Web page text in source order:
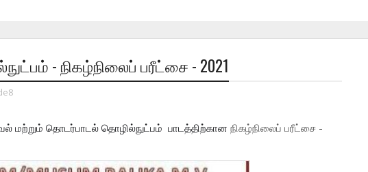
- நிகழ்நிலைப் பரீட்சை - 2021
மற்றும் தொடர்பாடல் தொழில்நுட்பம் பாடத்திற்கான நிகழ்நிலைப் பரீட்சை -